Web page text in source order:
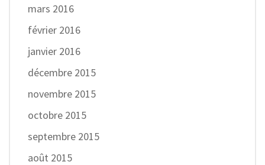
mars 2016
février 2016
janvier 2016
décembre 2015
novembre 2015
octobre 2015
septembre 2015
août 2015